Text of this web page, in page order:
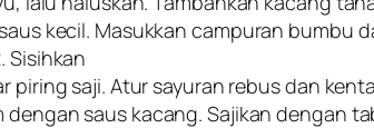
kecil. Masukkan campuran bumbu
Sisihkan
saji. Atur sayuran rebus dan
saus kacang. Sajikan dengan